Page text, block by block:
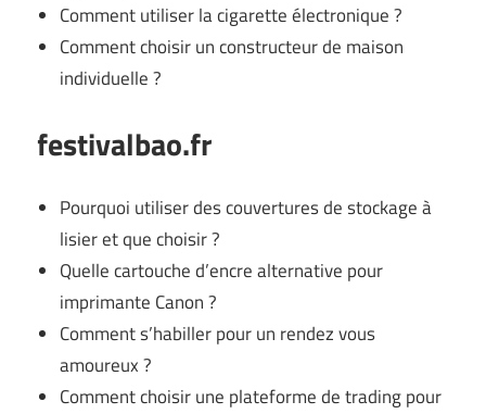
Comment utiliser la cigarette électronique ?
Comment choisir un constructeur de maison
individuelle ?
festivalbao.fr
Pourquoi utiliser des couvertures de stockage à
lisier et que choisir ?
Quelle cartouche d’encre alternative pour
imprimante Canon ?
Comment s’habiller pour un rendez vous
amoureux ?
Comment choisir une plateforme de trading pour